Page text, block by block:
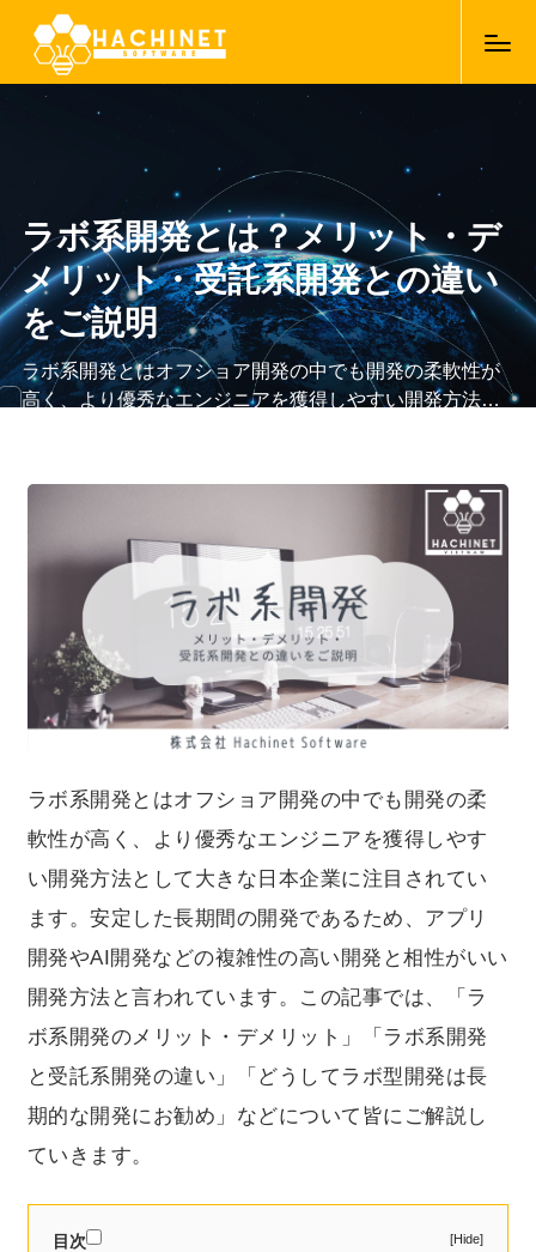
ラボ系開発とは？メリット・デ
メリット・受託系開発との違い
をご説明
ラボ系開発とはオフショア開発の中でも開発の柔軟性が
高く、より優秀なエンジニアを獲得しやすい開発方法と
の高い開発と相性がいい開発方法と言われています。こ
の記事では、「ラボ系開発のメリット・デメリット」
「ラボ系開発と受託系開発の違い」「どうしてラボ型開
発は長期的な開発にお勧め」などについて皆にご解説し
ていきます。
ラボ系開発とはオフショア開発の中でも開発の柔
軟性が高く、より優秀なエンジニアを獲得しやす
い開発方法として大きな日本企業に注目されてい
ます。安定した長期間の開発であるため、アプリ
開発やAI開発などの複雑性の高い開発と相性がいい
開発方法と言われています。この記事では、「ラ
ボ系開発のメリット・デメリット」「ラボ系開発
と受託系開発の違い」「どうしてラボ型開発は長
期的な開発にお勧め」などについて皆にご解説し
ていきます。
目次